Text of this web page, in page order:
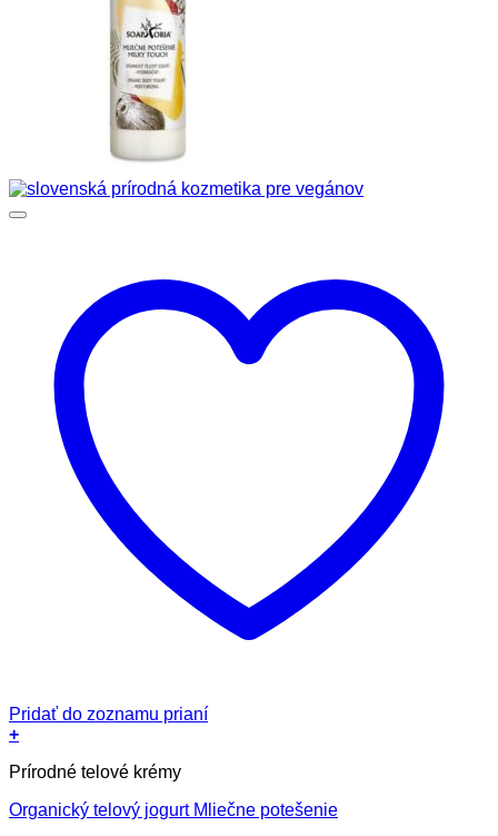
Pridať do zoznamu prianí
+
Prírodné telové krémy
Organický telový jogurt Mliečne potešenie